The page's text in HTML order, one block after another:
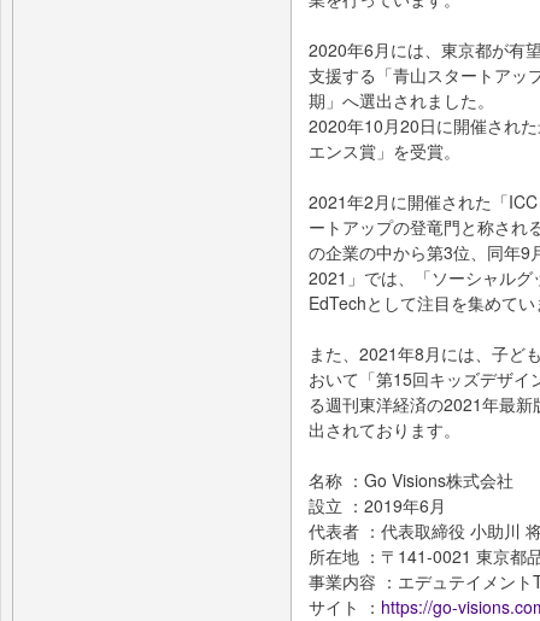
2020年6月には、東京都が有
支援する「青山スタートアッ
期」へ選出されました。
2020年10月20日に開催され
エンス賞」を受賞。
2021年2月に開催された「
ートアップの登竜門と称され
の企業の中から第3位、同年9
2021」では、「ソーシャル
EdTechとして注目を集めて
また、2021年8月には、子ど
おいて「第15回キッズデザイ
る週刊東洋経済の2021年最
出されております。
名称 ：Go Visions株式会社
設立 ：2019年6月
代表者 ：代表取締役 小助川
所在地 ：〒141-0021 東京都
事業内容 ：エデュテイメン
サイト ： https://go-